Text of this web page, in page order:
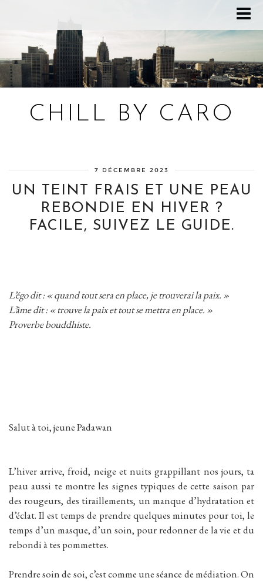
CHILL BY CARO
7 DÉCEMBRE 2023
UN TEINT FRAIS ET UNE PEAU
REBONDIE EN HIVER ?
FACILE, SUIVEZ LE GUIDE.
L’égo dit : « quand tout sera en place, je trouverai la paix. »
L’âme dit : « trouve la paix et tout se mettra en place. »
Proverbe bouddhiste.
Salut à toi, jeune Padawan
L’hiver arrive, froid, neige et nuits grappillant nos jours, ta
peau aussi te montre les signes typiques de cette saison par
des rougeurs, des tiraillements, un manque d’hydratation et
d’éclat. Il est temps de prendre quelques minutes pour toi, le
temps d’un masque, d’un soin, pour redonner de la vie et du
rebondi à tes pommettes.
Prendre soin de soi, c’est comme une séance de médiation. On